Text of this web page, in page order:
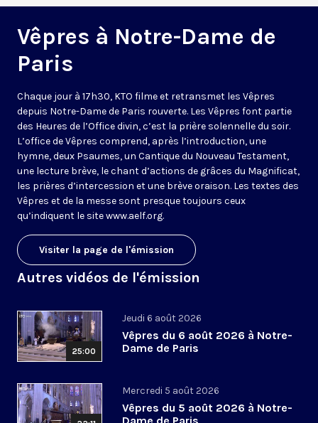
Vêpres à Notre-Dame de
Paris
Chaque jour à 17h30, KTO filme et retransmet les Vêpres
depuis Notre-Dame de Paris rouverte. Les Vêpres font partie
des Heures de l’Office divin, c’est la prière solennelle du soir.
L’office de Vêpres comprend, après l’introduction, une
hymne, deux Psaumes, un Cantique du Nouveau Testament,
une lecture brève, le chant d’actions de grâces du Magnificat,
les prières d’intercession et une brève oraison. Les textes des
Vêpres et de la messe sont presque toujours ceux
qu’indiquent le sitewww.aelf.org.
Visiter la page de l'émission
Autres vidéos de l'émission
25:00
Jeudi 6 août 2026
Vêpres du 6 août 2026 à Notre-
Dame de Paris
Mercredi 5 août 2026
Vêpres du 5 août 2026 à Notre-